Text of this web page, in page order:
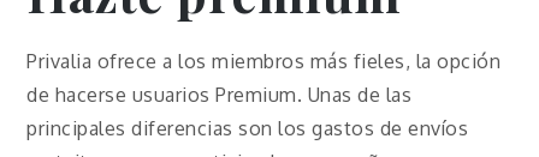
Privalia ofrece a los miembros más fieles, la opción
de hacerse usuarios Premium. Unas de las
principales diferencias son los gastos de envíos